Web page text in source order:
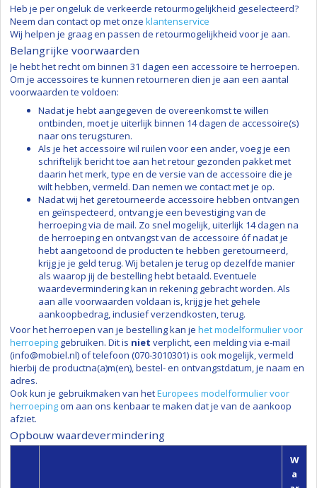
Heb je per ongeluk de verkeerde retourmogelijkheid geselecteerd?
Neem dan contact op met onze klantenservice
Wij helpen je graag en passen de retourmogelijkheid voor je aan.
Belangrijke voorwaarden
Je hebt het recht om binnen 31 dagen een accessoire te herroepen.
Om je accessoires te kunnen retourneren dien je aan een aantal
voorwaarden te voldoen:
Nadat je hebt aangegeven de overeenkomst te willen
ontbinden, moet je uiterlijk binnen 14 dagen de accessoire(s)
naar ons terugsturen.
Als je het accessoire wil ruilen voor een ander, voeg je een
schriftelijk bericht toe aan het retour gezonden pakket met
daarin het merk, type en de versie van de accessoire die je
wilt hebben, vermeld. Dan nemen we contact met je op.
Nadat wij het geretourneerde accessoire hebben ontvangen
en geïnspecteerd, ontvang je een bevestiging van de
herroeping via de mail. Zo snel mogelijk, uiterlijk 14 dagen na
de herroeping en ontvangst van de accessoire óf nadat je
hebt aangetoond de producten te hebben geretourneerd,
krijg je je geld terug. Wij betalen je terug op dezelfde manier
als waarop jij de bestelling hebt betaald. Eventuele
waardevermindering kan in rekening gebracht worden. Als
aan alle voorwaarden voldaan is, krijg je het gehele
aankoopbedrag, inclusief verzendkosten, terug.
Voor het herroepen van je bestelling kan je het modelformulier voor
herroeping gebruiken. Dit is niet verplicht, een melding via e-mail
(info@mobiel.nl) of telefoon (070-3010301) is ook mogelijk, vermeld
hierbij de productna(a)m(en), bestel- en ontvangstdatum, je naam en
adres.
Ook kun je gebruikmaken van hetEuropees modelformulier voor
herroepingom aan ons kenbaar te maken dat je van de aankoop
afziet.
Opbouw waardevermindering
W
a